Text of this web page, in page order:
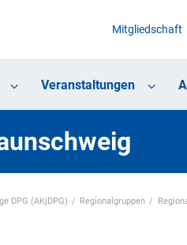
Mitgliedschaft
Veranstaltungen
DPG (AKjDPG) Regionalgruppen